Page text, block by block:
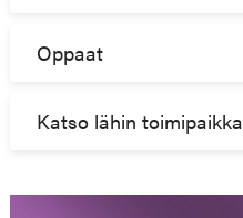
Oppaat
Katso lähin toimipaikka